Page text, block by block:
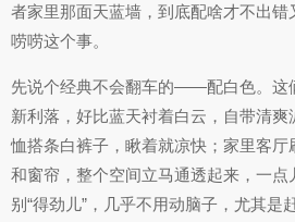
者家里那面天蓝墙，到底配啥才不出
唠唠这个事。
先说个经典不会翻车的——配白色。这
新利落，好比蓝天衬着白云，自带清
恤搭条白裤子，瞅着就凉快；家里客
和窗帘，整个空间立马通透起来，一
别“得劲儿”，几乎不用动脑子，尤其是